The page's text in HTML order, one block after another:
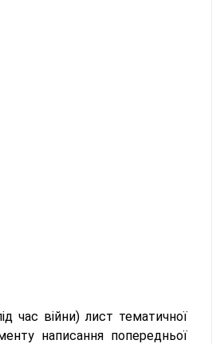
час війни) лист тематичної
написання попередньої